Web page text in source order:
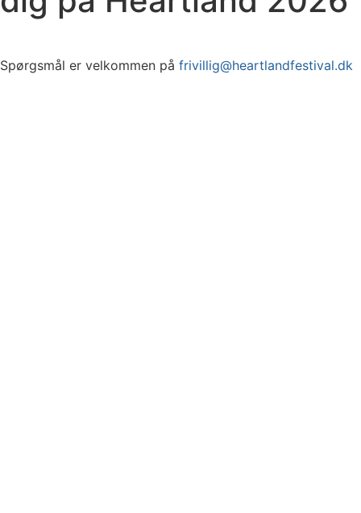
Spørgsmål er velkommen på frivillig@heartlandfestival.dk